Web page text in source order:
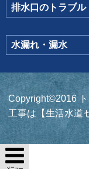
排水口のトラブル
水漏れ・漏水
Copyright©2016
工事は【生活水道